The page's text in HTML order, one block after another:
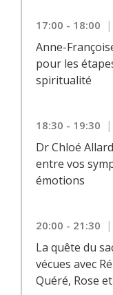
17:00 - 18:00 |
Anne-
pour les
spiritualité
18:30 - 19:30 |
Dr Chloé
entre vos
émotions
20:00 - 21:30 |
La quête du
vécues avec
Quéré, Rose